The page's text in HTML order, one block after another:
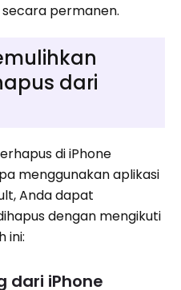
permanen.
dari
di iPhone
menggunakan aplikasi
Anda dapat
dengan mengikuti
ini:
dari iPhone